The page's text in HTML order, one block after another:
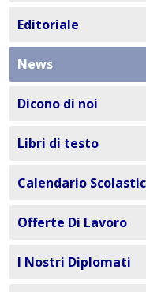
Editoriale
News
Dicono di noi
Libri di testo
Calendario
Offerte Di Lavoro
I Nostri Diplomati